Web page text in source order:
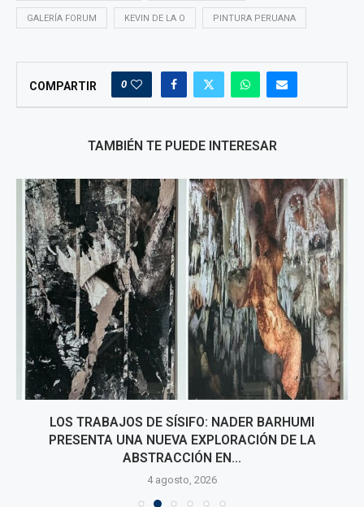
GALERÍA FORUM KEVIN DE LA O PINTURA PERUANA
COMPARTIR 0
TAMBIÉN TE PUEDE INTERESAR
LOS TRABAJOS DE SÍSIFO: NADER BARHUMI
PRESENTA UNA NUEVA EXPLORACIÓN DE LA
ABSTRACCIÓN EN...
4 agosto, 2026